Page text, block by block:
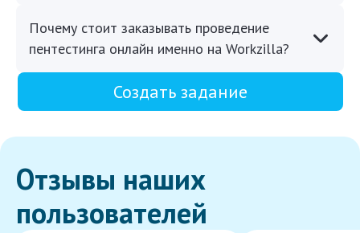
Почему стоит заказывать проведение
пентестинга онлайн именно на Workzilla?
Создать задание
Отзывы наших
пользователей